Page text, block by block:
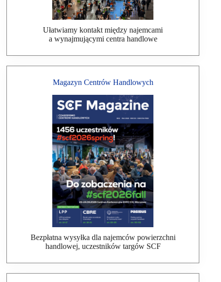
Ułatwiamy kontakt między najemcami
a wynajmującymi centra handlowe
Magazyn Centrów Handlowych
Bezpłatna wysyłka dla najemców powierzchni
handlowej, uczestników targów SCF